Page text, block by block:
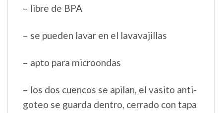
– libre de BPA
– se pueden lavar en el lavavajillas
– apto para microondas
– los dos cuencos se apilan, el vasito anti-
goteo se guarda dentro, cerrado con tapa